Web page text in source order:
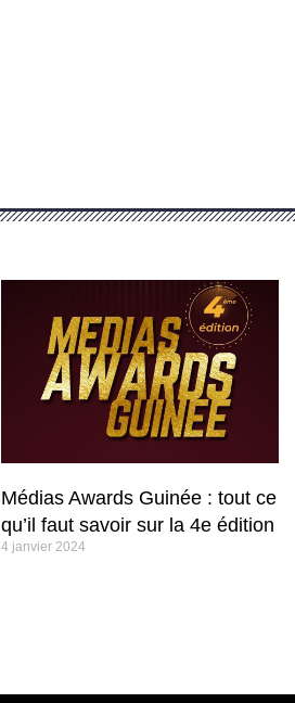
Médias Awards Guinée : tout ce
qu’il faut savoir sur la 4e édition
4 janvier 2024